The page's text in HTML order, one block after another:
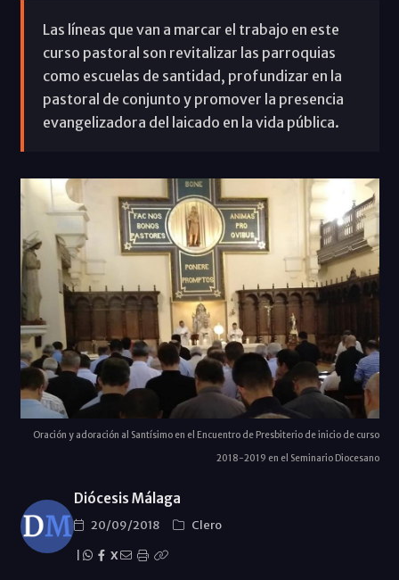
Las líneas que van a marcar el trabajo en este
curso pastoral son revitalizar las parroquias
como escuelas de santidad, profundizar en la
pastoral de conjunto y promover la presencia
evangelizadora del laicado en la vida pública.
Oración y adoración al Santísimo en el Encuentro de Presbiterio de inicio de curso
2018-2019 en el Seminario Diocesano
Diócesis Málaga
20/09/2018
Clero
X